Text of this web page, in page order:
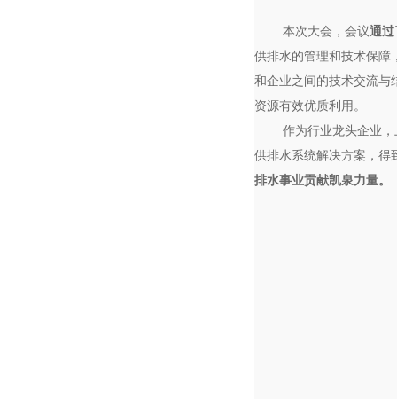
本次大会，会议通过
供排水的管理和技术保障
和企业之间的技术交流与
资源有效优质利用。
作为行业龙头企业
供排水系统解决方案，得
排水事业贡献凯泉力量。